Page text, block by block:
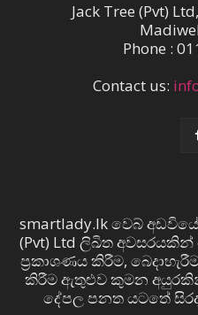
Jack Tree (Pvt)
Phone :
Contact us:
smartlady.lk වෙබ්
(Pvt) Ltd ලිඛිත
ප්‍රකාශණය කිරීම,
කිරීම ඇතුළුව කුමන
දේපල පනත යටතේ